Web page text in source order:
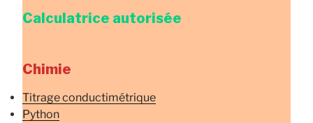
Calculatrice autorisée
Chimie
Titrage conductimétrique
Python